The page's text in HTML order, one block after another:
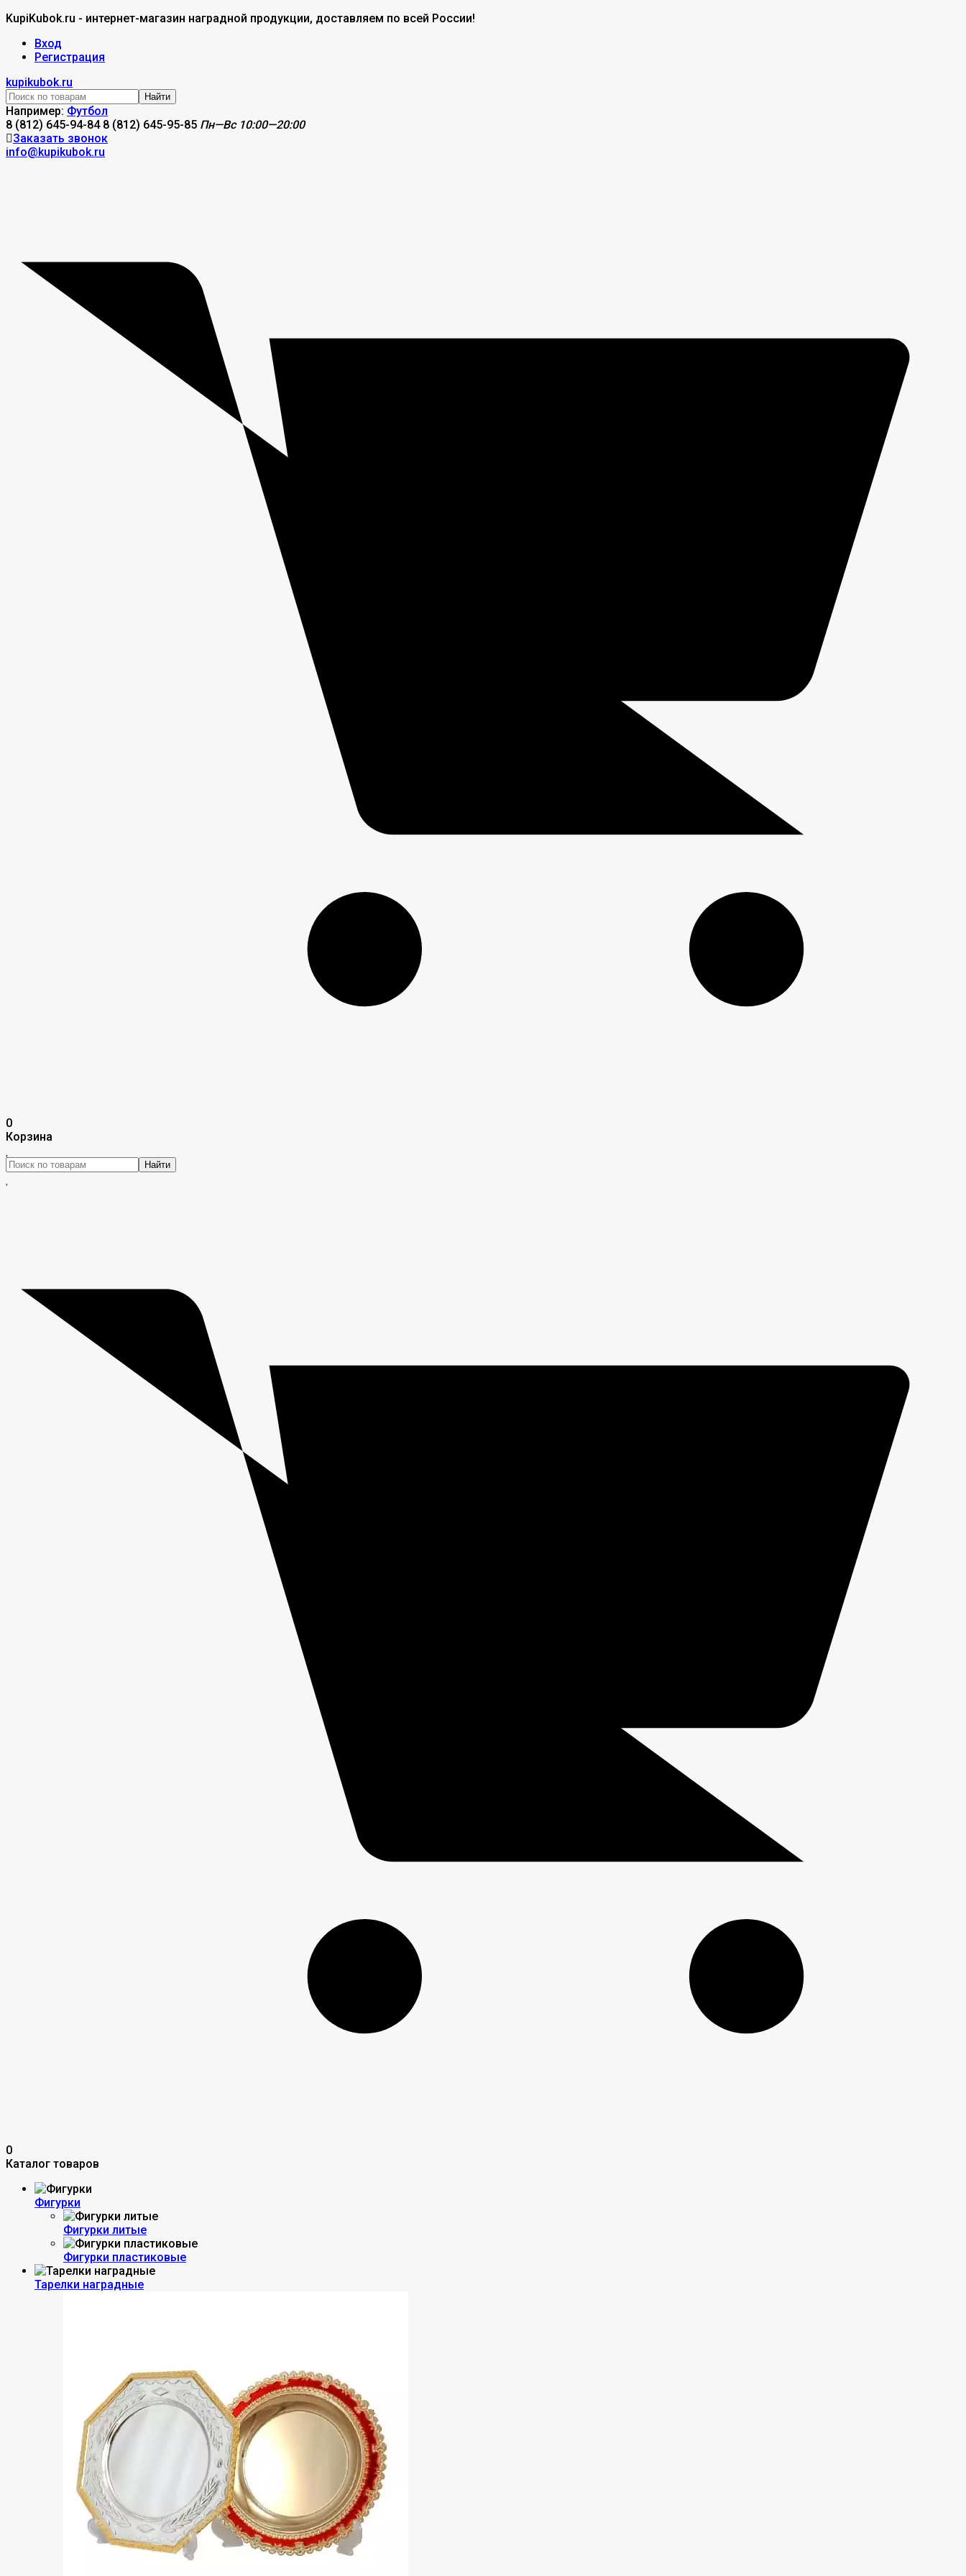
KupiKubok.ru - интернет-магазин наградной продукции, доставляем по всей России!
Вход
Регистрация
kupikubok.ru
Найти
Например: Футбол
8 (812) 645-94-84 8 (812) 645-95-85 Пн—Вс 10:00—20:00
Заказать звонок
info@kupikubok.ru
0
Корзина
Найти
0
Каталог товаров
Фигурки
Фигурки литые
Фигурки пластиковые
Тарелки наградные